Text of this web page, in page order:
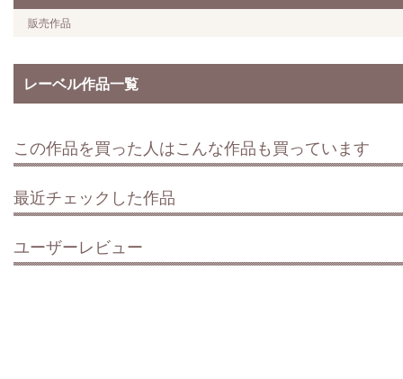
販売作品
レーベル作品一覧
この作品を買った人はこんな作品も買っています
最近チェックした作品
ユーザーレビュー